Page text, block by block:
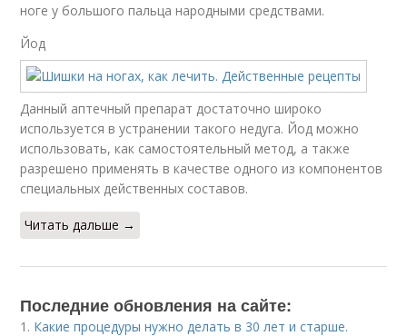
ноге у большого пальца народными средствами.
Йод
Данный аптечный препарат достаточно широко
используется в устранении такого недуга. Йод можно
использовать, как самостоятельный метод, а также
разрешено применять в качестве одного из компонентов
специальных действенных составов.
Читать дальше →
Последние обновления на сайте:
1. Какие процедуры нужно делать в 30 лет и старше.